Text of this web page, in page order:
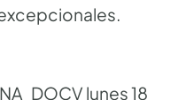
excepcionales.
DOCV lunes 18